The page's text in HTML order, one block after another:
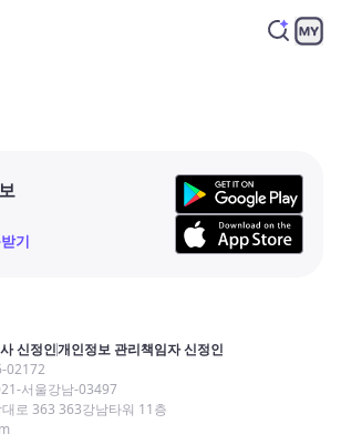
기
신정인개인정보 관리책임자 신정인
02172
서울강남-03497
로 363 363강남타워 11층